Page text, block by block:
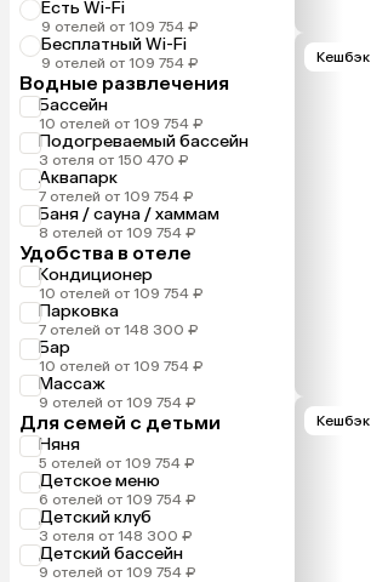
Есть Wi-Fi
9 отелей от 109 754 ₽
Бесплатный Wi-Fi
9 отелей от 109 754 ₽
Водные развлечения
Бассейн
10 отелей от 109 754 ₽
Подогреваемый бассейн
3 отеля от 150 470 ₽
Аквапарк
7 отелей от 109 754 ₽
Баня / сауна / хаммам
8 отелей от 109 754 ₽
Удобства в отеле
Кондиционер
10 отелей от 109 754 ₽
Парковка
7 отелей от 148 300 ₽
Бар
10 отелей от 109 754 ₽
Массаж
9 отелей от 109 754 ₽
Для семей с детьми
Няня
5 отелей от 109 754 ₽
Детское меню
6 отелей от 109 754 ₽
Детский клуб
3 отеля от 148 300 ₽
Детский бассейн
9 отелей от 109 754 ₽
Кешбэк
Кешбэк